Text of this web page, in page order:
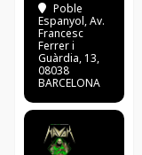
Poble
Espanyol, Av.
Francesc
Ferrer i
Guàrdia, 13,
08038
BARCELONA